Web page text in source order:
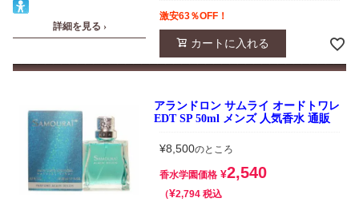
詳細を見る ›
激安63％OFF！
カートに入れる
アランドロン サムライ オードトワレ
EDT SP 50ml メンズ 人気香水 通販
¥8,500のところ
香水学園価格 ¥2,540
¥2,794 税込